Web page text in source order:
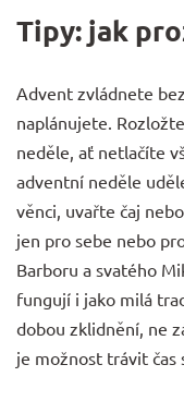
Tipy: jak
Advent zvládnete
naplánujete.
neděle, ať netlačíte
adventní neděle
věnci, uvařte čaj
jen pro sebe nebo
Barboru a svatého
fungují i jako milá
dobou zklidnění, ne
je možnost trávit čas